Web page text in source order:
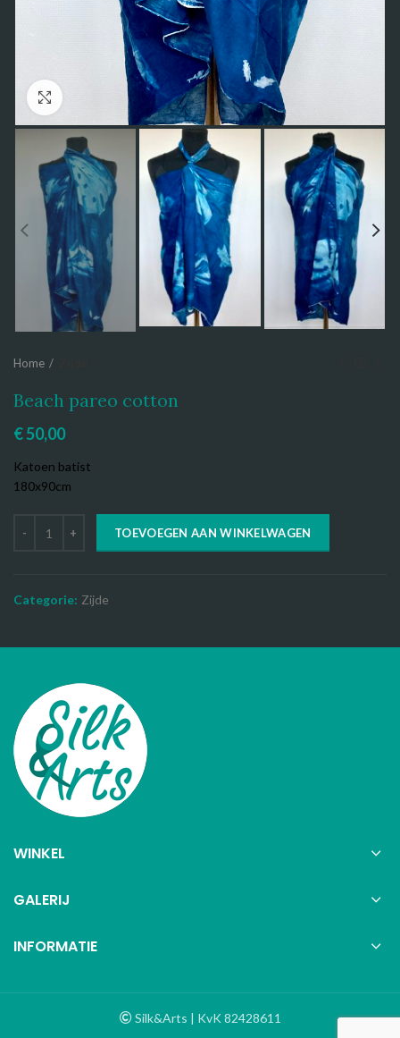
Click to enlarge
Home
Beach pareo cotton
€50,00
Katoen batist
180x90cm
TOEVOEGEN AAN WINKELWAGEN
Categorie: Zijde
WINKEL
GALERIJ
INFORMATIE
Silk&Arts | KvK 82428611